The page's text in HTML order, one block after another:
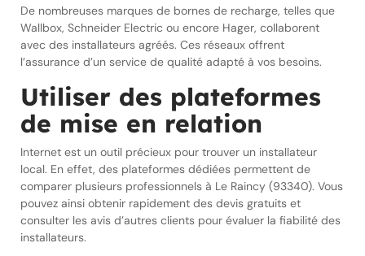
De nombreuses marques de bornes de recharge, telles que
Wallbox, Schneider Electric ou encore Hager, collaborent
avec des installateurs agréés. Ces réseaux offrent
l’assurance d’un service de qualité adapté à vos besoins.
Utiliser des plateformes
de mise en relation
Internet est un outil précieux pour trouver un installateur
local. En effet, des plateformes dédiées permettent de
comparer plusieurs professionnels à Le Raincy (93340). Vous
pouvez ainsi obtenir rapidement des devis gratuits et
consulter les avis d’autres clients pour évaluer la fiabilité des
installateurs.